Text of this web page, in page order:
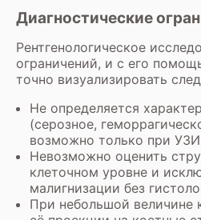
Диагностические
Рентгенологическое
ограничений, и с его
точно визуализировать
Не определяется
(серозное,
возможно только при
Невозможно оценить
клеточном уровне и
малигнизации без
При небольшой величине